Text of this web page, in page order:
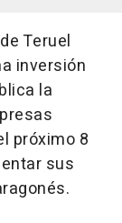
Teruel
inversión
la
próximo 8
sus